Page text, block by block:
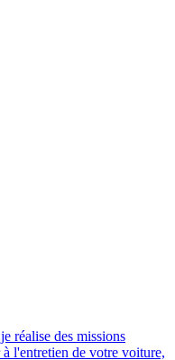
réalise des missions
l'entretien de votre voiture,